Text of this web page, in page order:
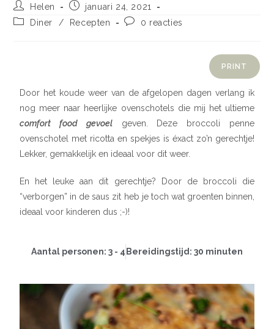
Helen
januari 24, 2021
Diner
/ Recepten 0 reacties
PRINT
Door het koude weer van de afgelopen dagen verlang ik
nog meer naar heerlijke ovenschotels die mij het ultieme
comfort food gevoelgeven. Deze broccoli penne
ovenschotel met ricotta en spekjes is éxact zo’n gerechtje!
Lekker, gemakkelijk en ideaal voor dit weer.
En het leuke aan dit gerechtje? Door de broccoli die
“verborgen” in de saus zit heb je toch wat groenten binnen,
ideaal voor kinderen dus ;-)!
Aantal personen: 3 - 4 Bereidingstijd: 30 minuten